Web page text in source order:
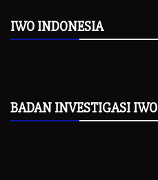
IWO INDONESIA
BADAN INVESTIGASI IWO